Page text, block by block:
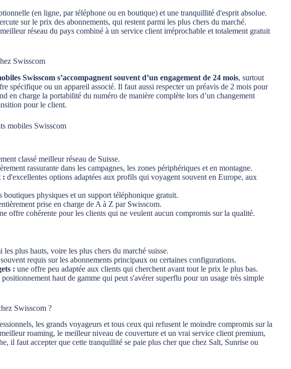
(en ligne, par téléphone ou en boutique) et une tranquillité d'esprit absolue.
sur le prix des abonnements, qui restent parmi les plus chers du marché.
réseau du pays combiné à un service client irréprochable et totalement gratuit
Swisscom
Swisscom s’accompagnent souvent d’un engagement de 24 mois, surtout
spécifique ou un appareil associé. Il faut aussi respecter un préavis de 2 mois pour
en charge la portabilité du numéro de manière complète lors d’un changement
pour le client.
mobiles Swisscom
classé meilleur réseau de Suisse.
rassurante dans les campagnes, les zones périphériques et en montagne.
: d'excellentes options adaptées aux profils qui voyagent souvent en Europe, aux
boutiques physiques et un support téléphonique gratuit.
prise en charge de A à Z par Swisscom.
offre cohérente pour les clients qui ne veulent aucun compromis sur la qualité.
les plus hauts, voire les plus chers du marché suisse.
souvent requis sur les abonnements principaux ou certaines configurations.
: une offre peu adaptée aux clients qui cherchent avant tout le prix le plus bas.
positionnement haut de gamme qui peut s'avérer superflu pour un usage très simple
Swisscom ?
les grands voyageurs et tous ceux qui refusent le moindre compromis sur la
roaming, le meilleur niveau de couverture et un vrai service client premium,
il faut accepter que cette tranquillité se paie plus cher que chez Salt, Sunrise ou